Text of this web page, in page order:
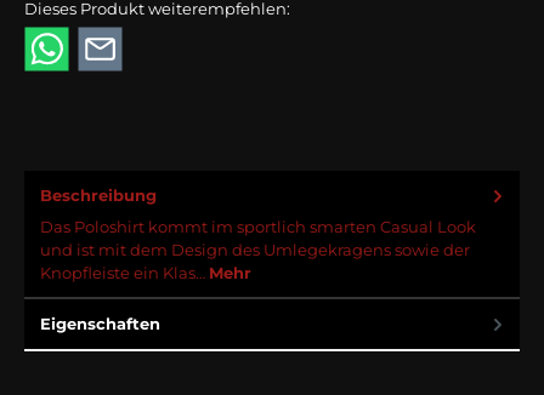
Dieses Produkt weiterempfehlen:
Beschreibung
Das Poloshirt kommt im sportlich smarten Casual Look
und ist mit dem Design des Umlegekragens sowie der
Knopfleiste ein Klas… Mehr
Eigenschaften